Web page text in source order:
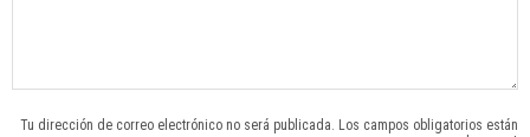
Tu dirección de correo electrónico no será publicada. Los campos obligatorios están